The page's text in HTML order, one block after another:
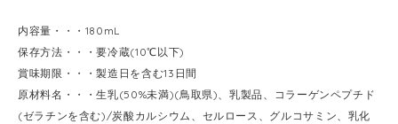
内容量・・・180mL
保存方法・・・要冷蔵(10℃以下)
賞味期限・・・製造日を含む13日間
原材料名・・・生乳(50%未満)(鳥取県)、乳製品、コラーゲンペプチド
(ゼラチンを含む)/炭酸カルシウム、セルロース、グルコサミン、乳化